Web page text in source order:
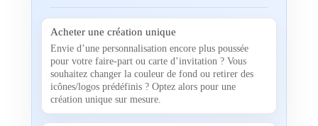
Acheter une création unique
Envie d’une personnalisation encore plus poussée
pour votre faire-part ou carte d’invitation ? Vous
souhaitez changer la couleur de fond ou retirer des
icônes/logos prédéfinis ? Optez alors pour une
création unique sur mesure.